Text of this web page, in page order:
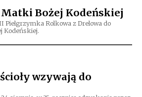
Bożej Kodeńskiej
Pielgrzymka Rolkowa z Drelowa do
Kodeńskiej.
wzywają do